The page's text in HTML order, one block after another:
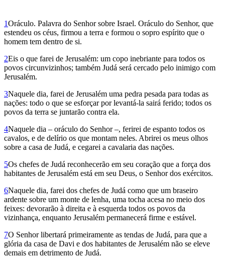
1Oráculo. Palavra do Senhor sobre Israel. Oráculo do Senhor, que
estendeu os céus, firmou a terra e formou o sopro espírito que o
homem tem dentro de si.
2Eis o que farei de Jerusalém: um copo inebrian­te para todos os
povos circunvizinhos; também Judá será cercado pelo inimigo com
Jerusalém.
3Naquele dia, farei de Jerusalém uma pedra pesada para todas as
nações: todo o que se esforçar por levantá-la sairá ferido; todos os
povos da terra se juntarão contra ela.
4Naquele dia – oráculo do Senhor –, ferirei de espanto todos os
cavalos, e de delírio os que montam neles. Abrirei os meus olhos
sobre a casa de Judá, e cegarei a cavalaria das nações.
5Os chefes de Judá reconhecerão em seu coração que a força dos
habitantes de Jerusalém está em seu Deus, o Senhor dos exércitos.
6Naquele dia, farei dos chefes de Judá como que um braseiro
ardente sobre um monte de lenha, uma tocha acesa no meio dos
feixes: devorarão à direita e à esquerda todos os povos da
vizinhança, enquanto Jerusalém permanecerá firme e estável.
7O Senhor libertará primeiramente as tendas de Judá, para que a
glória da casa de Davi e dos habitantes de Jerusalém não se eleve
demais em detrimento de Judá.